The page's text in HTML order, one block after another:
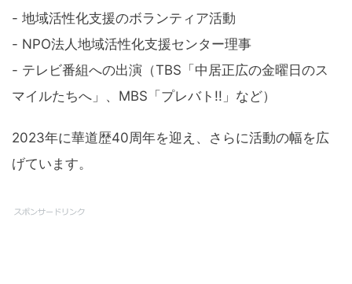
- 地域活性化支援のボランティア活動
- NPO法人地域活性化支援センター理事
- テレビ番組への出演（TBS「中居正広の金曜日のス
マイルたちへ」、MBS「プレバト!!」など）
2023年に華道歴40周年を迎え、さらに活動の幅を広
げています。